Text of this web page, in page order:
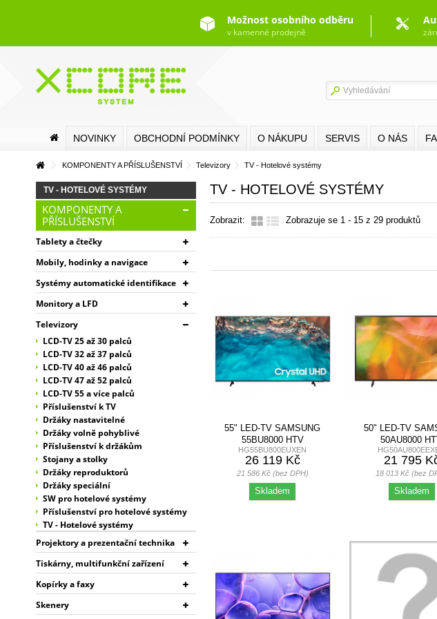
Možnost osobního odběru
v kamenné prodejně
NOVINKY OBCHODNÍ PODMÍNKY O NÁKUPU SERVIS O NÁS
KOMPONENTY A PŘÍSLUŠENSTVÍ Televizory TV - Hotelové systémy
TV - HOTELOVÉ SYSTÉMY
Zobrazit: Zobrazuje se 1 - 15 z 29 produktů
55" LED-TV SAMSUNG
55BU8000 HTV
HG55BU800EUXEN
26 119 Kč
21 586 Kč (bez DPH)
Skladem
50" LED-TV
50AU8000
21 795
18 013 Kč (bez
Skladem
TV - HOTELOVÉ SYSTÉMY
KOMPONENTY A
PŘÍSLUŠENSTVÍ
Tablety a čtečky
Mobily, hodinky a navigace
Systémy automatické identifikace
Monitory a LFD
Televizory
LCD-TV 25 až 30 palců
LCD-TV 32 až 37 palců
LCD-TV 40 až 46 palců
LCD-TV 47 až 52 palců
LCD-TV 55 a více palců
Příslušenství k TV
Držáky nastavitelné
Držáky volně pohyblivé
Příslušenství k držákům
Stojany a stolky
Držáky reproduktorů
Držáky speciální
SW pro hotelové systémy
Příslušenství pro hotelové systémy
TV - Hotelové systémy
Projektory a prezentační technika
Tiskárny, multifunkční zařízení
Kopírky a faxy
Skenery